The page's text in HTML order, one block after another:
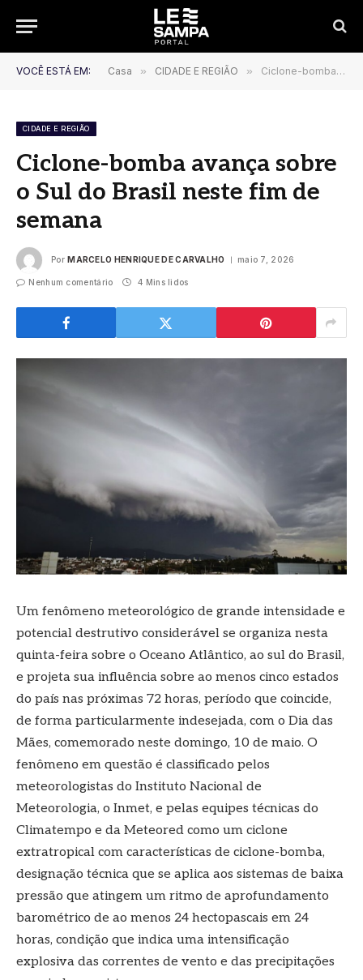
VOCÊ ESTÁ EM: Casa » CIDADE E REGIÃO » Ciclone-bomba avança sobre o Sul do Brasil neste fim de semana
CIDADE E REGIÃO
Ciclone-bomba avança sobre
o Sul do Brasil neste fim de
semana
Por MARCELO HENRIQUE DE CARVALHO maio 7, 2026
Nenhum comentário 4 Mins lidos
Um fenômeno meteorológico de grande intensidade e
potencial destrutivo considerável se organiza nesta
quinta-feira sobre o Oceano Atlântico, ao sul do Brasil,
e projeta sua influência sobre ao menos cinco estados
do país nas próximas 72 horas, período que coincide,
de forma particularmente indesejada, com o Dia das
Mães, comemorado neste domingo, 10 de maio. O
fenômeno em questão é classificado pelos
meteorologistas do Instituto Nacional de
Meteorologia, o Inmet, e pelas equipes técnicas do
Climatempo e da Meteored como um ciclone
extratropical com características de ciclone-bomba,
designação técnica que se aplica aos sistemas de baixa
pressão que atingem um ritmo de aprofundamento
barométrico de ao menos 24 hectopascais em 24
horas, condição que indica uma intensificação
explosiva das correntes de vento e das precipitações